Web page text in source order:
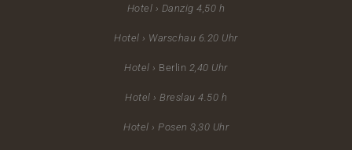
Hotel › Danzig 4,50 h
Hotel › Warschau 6.20 Uhr
Hotel › Berlin 2,40 Uhr
Hotel › Breslau 4.50 h
Hotel › Posen 3,30 Uhr